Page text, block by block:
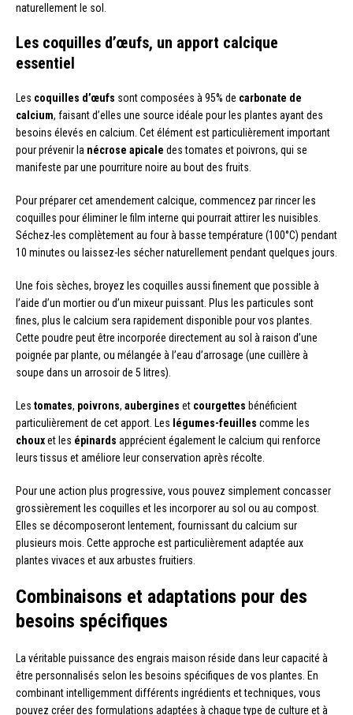
naturellement le sol.
Les coquilles d’œufs, un apport calcique
essentiel
Les coquilles d’œufs sont composées à 95% de carbonate de
calcium, faisant d’elles une source idéale pour les plantes ayant des
besoins élevés en calcium. Cet élément est particulièrement important
pour prévenir la nécrose apicale des tomates et poivrons, qui se
manifeste par une pourriture noire au bout des fruits.
Pour préparer cet amendement calcique, commencez par rincer les
coquilles pour éliminer le film interne qui pourrait attirer les nuisibles.
Séchez-les complètement au four à basse température (100°C) pendant
10 minutes ou laissez-les sécher naturellement pendant quelques jours.
Une fois sèches, broyez les coquilles aussi finement que possible à
l’aide d’un mortier ou d’un mixeur puissant. Plus les particules sont
fines, plus le calcium sera rapidement disponible pour vos plantes.
Cette poudre peut être incorporée directement au sol à raison d’une
poignée par plante, ou mélangée à l’eau d’arrosage (une cuillère à
soupe dans un arrosoir de 5 litres).
Les tomates, poivrons, aubergines et courgettes bénéficient
particulièrement de cet apport. Les légumes-feuilles comme les
chouxet les épinards apprécient également le calcium qui renforce
leurs tissus et améliore leur conservation après récolte.
Pour une action plus progressive, vous pouvez simplement concasser
grossièrement les coquilles et les incorporer au sol ou au compost.
Elles se décomposeront lentement, fournissant du calcium sur
plusieurs mois. Cette approche est particulièrement adaptée aux
plantes vivaces et aux arbustes fruitiers.
Combinaisons et adaptations pour des
besoins spécifiques
La véritable puissance des engrais maison réside dans leur capacité à
être personnalisés selon les besoins spécifiques de vos plantes. En
combinant intelligemment différents ingrédients et techniques, vous
pouvez créer des formulations adaptées à chaque type de culture et à